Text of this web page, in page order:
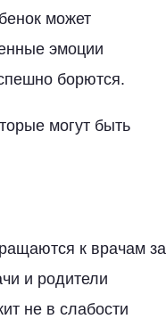
может
эмоции
борются.
могут быть
к врачам за
и родители
не в слабости